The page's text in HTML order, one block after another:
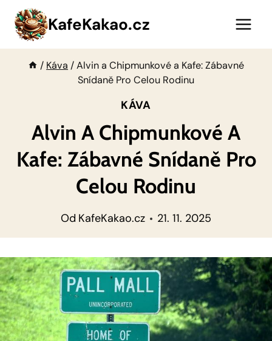
Přeskočit
obsah
KafeKakao.cz
/ Káva /Alvin a Chipmunkové a Kafe: Zábavné
Snídaně Pro Celou Rodinu
KÁVA
Alvin A Chipmunkové A
Kafe: Zábavné Snídaně Pro
Celou Rodinu
Od KafeKakao.cz 21. 11. 2025